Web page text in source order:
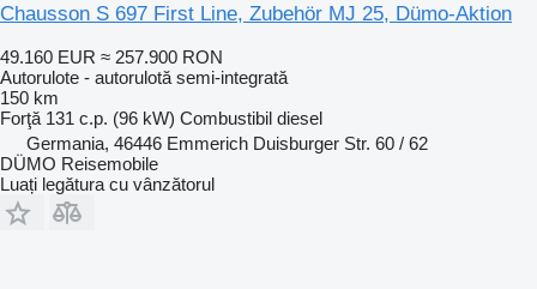
Chausson S 697 First Line, Zubehör MJ 25, Dümo-Aktion
49.160 EUR ≈ 257.900 RON
Autorulote - autorulotă semi-integrată
150 km
Forţă 131 c.p. (96 kW) Combustibil diesel
Germania, 46446 Emmerich Duisburger Str. 60 / 62
DÜMO Reisemobile
Luați legătura cu vânzătorul